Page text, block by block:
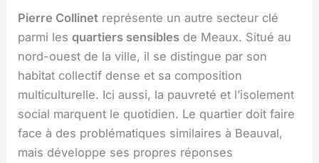
Pierre Collinet représente un autre secteur clé
parmi lesquartiers sensibles de Meaux. Situé au
nord-ouest de la ville, il se distingue par son
habitat collectif dense et sa composition
multiculturelle. Ici aussi, la pauvreté et l’isolement
social marquent le quotidien. Le quartier doit faire
face à des problématiques similaires à Beauval,
mais développe ses propres réponses